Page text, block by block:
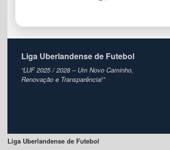
Liga Uberlandense de Futebol
“LUF 2025 / 2028 – Um Novo Caminho,
Renovação e Transparência!”
Liga Uberlandense de Futebol